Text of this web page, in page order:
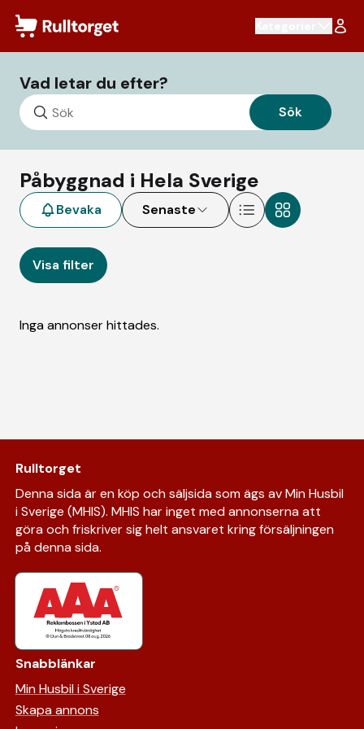
Vad letar du efter?
Sök
Påbyggnad i Hela Sverige
Bevaka Senaste
Visa filter
Inga annonser hittades.
Rulltorget
Denna sida är en köp och säljsida som ägs av Min Husbil
i Sverige (MHIS). MHIS har inget med annonserna att
göra och friskriver sig helt ansvaret kring försäljningen
på denna sida.
Snabblänkar
Min Husbil i Sverige
Skapa annons